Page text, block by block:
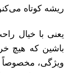
ریشه کوتاه
یعنی با خیال
باشین که هیچ
ویژگی، مخصوصاً